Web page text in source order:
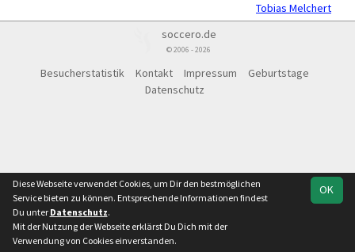
Tobias Melchert
soccero.de
© 2006 - 2026
Besucherstatistik Kontakt Impressum
Geburtstage
Datenschutz
OK
Diese Webseite verwendet Cookies, um Dir den bestmöglichen
Service bieten zu können. Entsprechende Informationen findest
Du unter Datenschutz.
Mit der Nutzung der Webseite erklärst Du Dich mit der
Verwendung von Cookies einverstanden.